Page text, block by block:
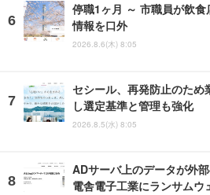
停職1ヶ月 ～ 市職員が飲
情報を口外
2026.8.6(木) 8:05
セシール、再発防止のため
し選定基準と管理も強化
2026.8.5(水) 8:05
ADサーバ上のデータが外
電舎電子工業にランサムウ